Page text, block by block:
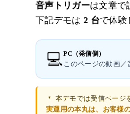
音声トリガーは文章で
下記デモは 2 台で体
💻PC（発信側）
このページの動画／
＊ 本デモでは受信ページ
実運用の本丸は、お客様